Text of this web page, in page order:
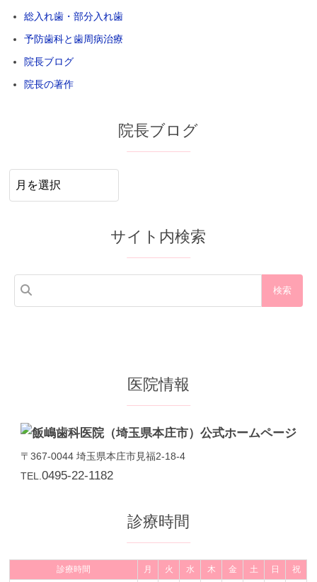
総入れ歯・部分入れ歯
予防歯科と歯周病治療
院長ブログ
院長の著作
院長ブログ
サイト内検索
医院情報
〒367-0044 埼玉県本庄市見福2-18-4
TEL. 0495-22-1182
診療時間
診療時間 月 火 水 木 金 土 日 祝